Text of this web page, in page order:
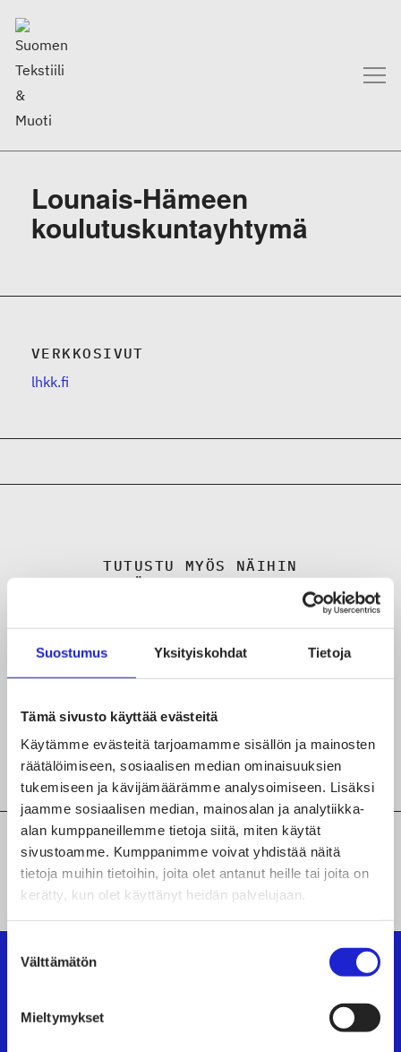
Suostumus Yksityiskohdat Tietoja
Tämä sivusto käyttää evästeitä
Käytämme evästeitä tarjoamamme sisällön ja mainosten
räätälöimiseen, sosiaalisen median ominaisuuksien
tukemiseen ja kävijämäärämme analysoimiseen. Lisäksi
jaamme sosiaalisen median, mainosalan ja analytiikka-
alan kumppaneillemme tietoja siitä, miten käytät
sivustoamme. Kumppanimme voivat yhdistää näitä
tietoja muihin tietoihin, joita olet antanut heille tai joita on
kerätty, kun olet käyttänyt heidän palvelujaan.
valinta
Välttämätön
Mieltymykset
Lounais-Hämeen
koulutuskuntayhtymä
VERKKOSIVUT
lhkk.fi
TUTUSTU MYÖS NÄIHIN
JÄSENYRITYKSIIN
Aalto-yliopisto
Metropolia ammattikorkeakoulu
Tampereen ammattikorkeakoulu TAMK
KAIKKI JÄSENYRITYKSEMME
Suomen Tekstiili & Muoti ry